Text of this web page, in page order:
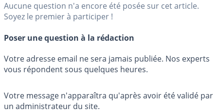
Aucune question n'a encore été posée sur cet article.
Soyez le premier à participer !
Poser une question à la rédaction
Votre adresse email ne sera jamais publiée. Nos experts
vous répondent sous quelques heures.
Votre message n'apparaîtra qu'après avoir été validé par
un administrateur du site.